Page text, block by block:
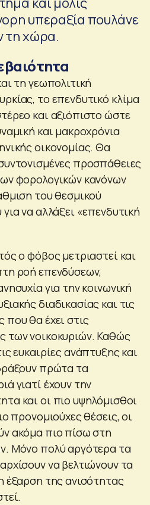
υπεραξία πουλάνε
τη χώρα.
τη γεωπολιτική
το επενδυτικό κλίμα
και αξιόπιστο ώστε
και μακροχρόνια
οικονομίας. Θα
προσπάθειες
φορολογικών κανόνων
του θεσμικού
να αλλάξει «επενδυτική
ο φόβος μετριαστεί και
ροή επενδύσεων,
για την κοινωνική
διαδικασίας και τις
που θα έχει στις
των νοικοκυριών. Καθώς
ευκαιρίες ανάπτυξης και
πρώτα τα
γιατί έχουν την
και οι πιο υψηλόμισθοι
προνομιούχες θέσεις, οι
ακόμα πιο πίσω στη
Μόνο πολύ αργότερα τα
να βελτιώνουν τα
έξαρση της ανισότητας